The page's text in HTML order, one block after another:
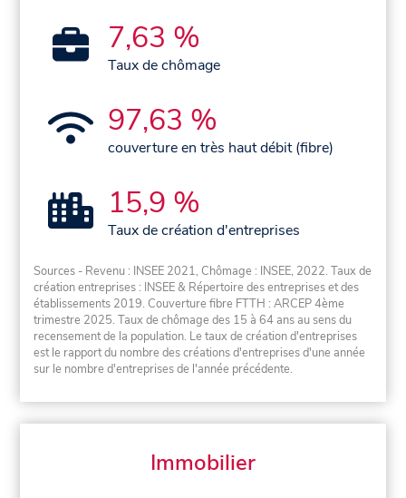
7,63 %
Taux de chômage
97,63 %
couverture en très haut débit (fibre)
15,9 %
Taux de création d'entreprises
Sources - Revenu : INSEE 2021, Chômage : INSEE, 2022. Taux de
création entreprises : INSEE & Répertoire des entreprises et des
établissements 2019. Couverture fibre FTTH : ARCEP 4ème
trimestre 2025. Taux de chômage des 15 à 64 ans au sens du
recensement de la population. Le taux de création d'entreprises
est le rapport du nombre des créations d'entreprises d'une année
sur le nombre d'entreprises de l'année précédente.
Immobilier